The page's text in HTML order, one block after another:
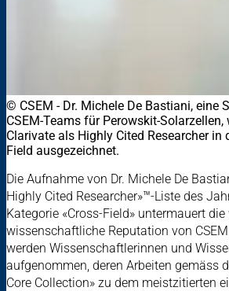
© CSEM - Dr. Michele De Bastiani, eine
CSEM-Teams für Perowskit-
Clarivate als Highly Cited Researcher in
Field ausgezeichnet.
Die Aufnahme von Dr. Michele De
Highly Cited Researcher»™-Liste des
Kategorie «Cross-Field» untermauert
wissenschaftliche Reputation von
werden Wissenschaftlerinnen und
aufgenommen, deren Arbeiten gemäss
Core Collection» zu dem meistzitierten